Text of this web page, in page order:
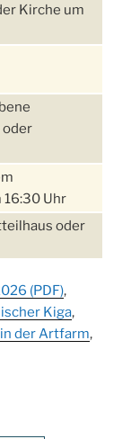
Kirche um
oder
Uhr
oder
von 10-
(PDF),
Kiga,
der Artfarm,